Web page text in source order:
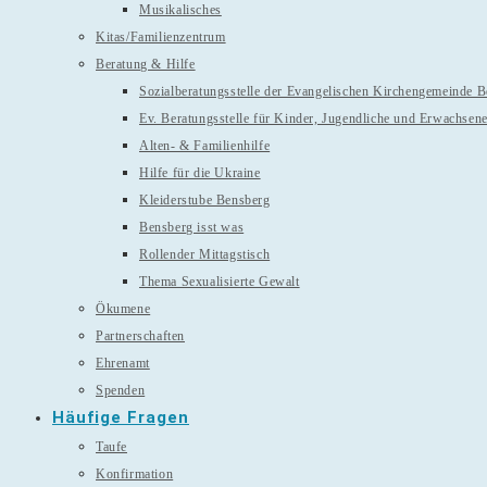
Musikalisches
Kitas/Familienzentrum
Beratung & Hilfe
Sozialberatungsstelle der Evangelischen Kirchengemeinde
Ev. Beratungsstelle für Kinder, Jugendliche und Erwachsene
Alten- & Familienhilfe
Hilfe für die Ukraine
Kleiderstube Bensberg
Bensberg isst was
Rollender Mittagstisch
Thema Sexualisierte Gewalt
Ökumene
Partnerschaften
Ehrenamt
Spenden
Häufige Fragen
Taufe
Konfirmation